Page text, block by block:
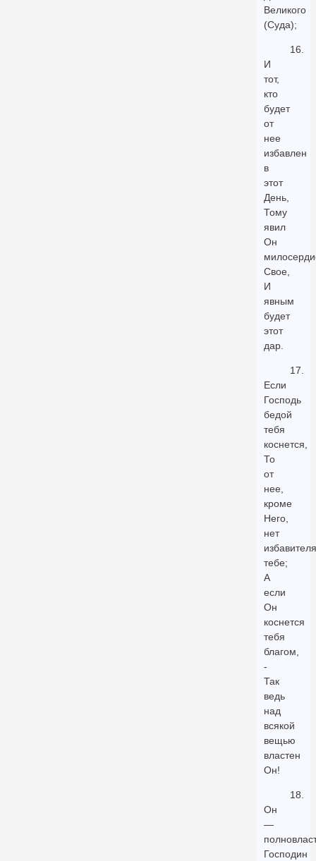
Великого
(Суда);
16.
И
тот,
кто
будет
от
нее
избавлен
в
этот
День,
Тому
явил
Он
Свое,
И
явным
будет
этот
дар.
17.
Если
Господь
бедой
тебя
коснется,
То
от
нее,
кроме
Него,
нет
избавителя
тебе;
А
если
Он
коснется
тебя
благом,
-
Так
ведь
над
всякой
вещью
властен
Он!
18.
Он
—
Господин